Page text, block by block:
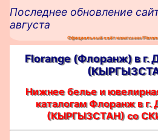
Последнее обновление
августа
Официальный сайт компании
Florange (Флоранж) в г.
Нижнее белье и
каталогам Флоранж в
(КЫРГЫЗСТАН) со